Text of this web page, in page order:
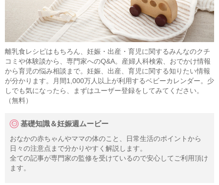
離乳食レシピはもちろん、妊娠・出産・育児に関するみんなのクチ
コミや体験談から、専門家へのQ&A。産婦人科検索、おでかけ情報
から育児の悩み相談まで。妊娠、出産、育児に関する知りたい情報
が分かります。月間1,000万人以上が利用するベビーカレンダー。少
しでも気になったら、まずはユーザー登録をしてみてください。
（無料）
基礎知識＆妊娠週ムービー
おなかの赤ちゃんやママの体のこと、日常生活のポイントから
日々の注意点まで分かりやすく解説します。
全ての記事が専門家の監修を受けているので安心してご利用頂け
ます。